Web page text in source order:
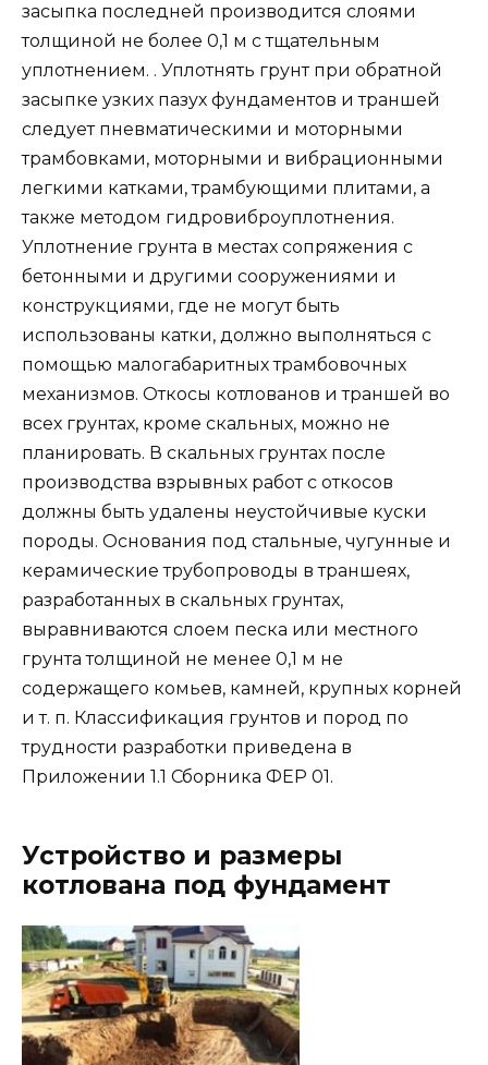
засыпка последней производится слоями
толщиной не более 0,1 м с тщательным
уплотнением. . Уплотнять грунт при обратной
засыпке узких пазух фундаментов и траншей
следует пневматическими и моторными
трамбовками, моторными и вибрационными
легкими катками, трамбующими плитами, а
также методом гидровиброуплотнения.
Уплотнение грунта в местах сопряжения с
бетонными и другими сооружениями и
конструкциями, где не могут быть
использованы катки, должно выполняться с
помощью малогабаритных трамбовочных
механизмов. Откосы котлованов и траншей во
всех грунтах, кроме скальных, можно не
планировать. В скальных грунтах после
производства взрывных работ с откосов
должны быть удалены неустойчивые куски
породы. Основания под стальные, чугунные и
керамические трубопроводы в траншеях,
разработанных в скальных грунтах,
выравниваются слоем песка или местного
грунта толщиной не менее 0,1 м не
содержащего комьев, камней, крупных корней
и т. п. Классификация грунтов и пород по
трудности разработки приведена в
Приложении 1.1 Сборника ФЕР 01.
Устройство и размеры
котлована под фундамент